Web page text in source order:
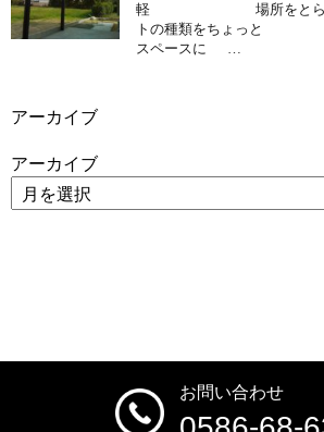
軽 場所をとらない
トの種類をちょっと
スペースに …
アーカイブ
アーカイブ
お問い合わせ